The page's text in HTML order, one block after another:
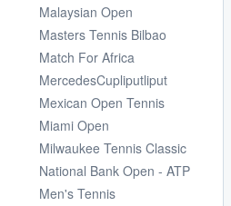
Malaysian Open
Masters Tennis Bilbao
Match For Africa
MercedesCupliputliput
Mexican Open Tennis
Miami Open
Milwaukee Tennis Classic
National Bank Open - ATP
Men's Tennis